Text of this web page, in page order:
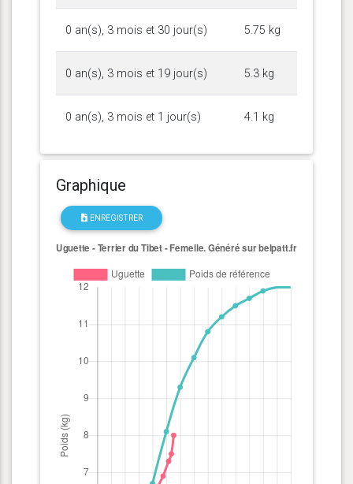
0 an(s), 3 mois et 30 jour(s) 5.75 kg
0 an(s), 3 mois et 19 jour(s) 5.3 kg
0 an(s), 3 mois et 1 jour(s) 4.1 kg
Graphique
ENREGISTRER